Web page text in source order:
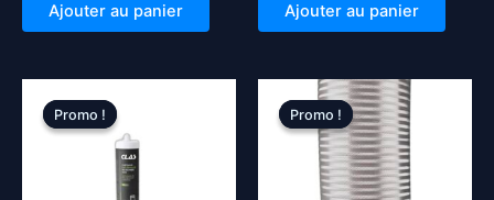
était :
est :
Ajouter au panier
était :
est :
Ajouter au panier
Promo !
Promo ! Promo !
Promo !